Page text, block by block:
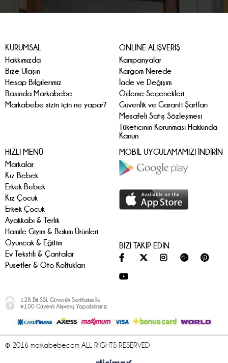
KURUMSAL
Hakkımızda
Bize Ulaşın
Hesap Bilgilerimiz
Basında Markabebe
Markabebe sizin için ne yapar?
ONLİNE ALIŞVERİŞ
Kampanyalar
Kargom Nerede
İade ve Değişim
Ödeme Seçenekleri
Güvenlik ve Garanti Şartları
Mesafeli Satış Sözleşmesi
Tüketicinin Korunması Hakkında
Kanun
HIZLI MENÜ
Markalar
Kız Bebek
Erkek Bebek
Kız Çocuk
Erkek Çocuk
Ayakkabı & Terlik
Hamile Giyim & Bakım Ürünleri
Oyuncak & Eğitim
Ev Tekstili & Çantalar
Pusetler & Oto Koltukları
MOBİL UYGULAMAMIZI İNDİRİN
BİZİ TAKİP EDİN
128 Bit SSL Güvenlik Sertifakısı İle
%100 Güvenli Alışveriş Yapabilirsiniz
© 2016 markabebe.com ALL RIGHTS RESERVED